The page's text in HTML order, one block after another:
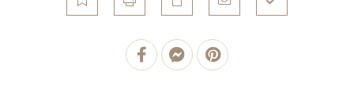
Egyszeresen telítetlen zsírsav: